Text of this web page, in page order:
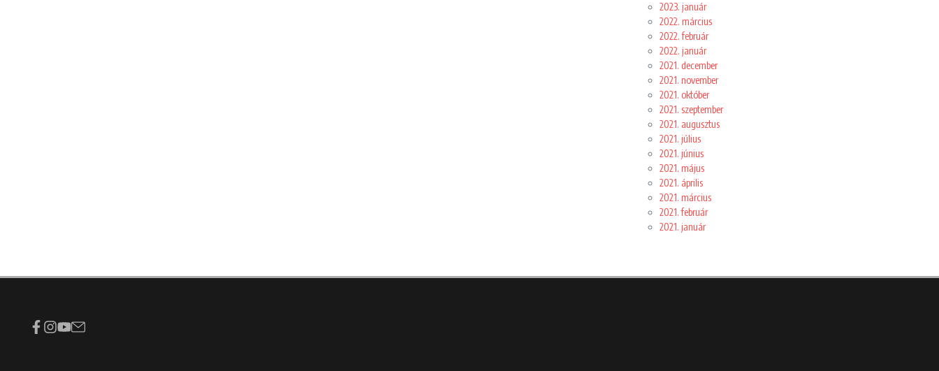
2023. január
2022. március
2022. február
2022. január
2021. december
2021. november
2021. október
2021. szeptember
2021. augusztus
2021. július
2021. június
2021. május
2021. április
2021. március
2021. február
2021. január